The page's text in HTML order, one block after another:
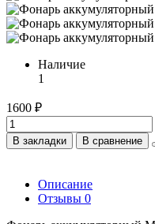
Наличие
1
1600 ₽
В закладки
В сравнение
Описание
Отзывы 0